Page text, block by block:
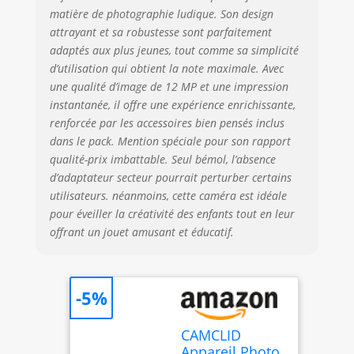
Vidéo HD et 2,4
Pouces Écran】
L'appareil photo
enfant grâce à sa
capacité
d'enregistrement
vidéo HD 1080P et
à son objectif
haute résolution
de 12 Mpixels.
Qu'il s'agisse d'une
réunion de famille
ou d'une activité
de plein air, la
caméra enfant
avec des détails
époustouflants.
Caméra à écran IPS
de 2,4 pouces
offrant aux enfants
matière de photographie ludique. Son design
attrayant et sa robustesse sont parfaitement
adaptés aux plus jeunes, tout comme sa simplicité
d’utilisation qui obtient la note maximale. Avec
une qualité d’image de 12 MP et une impression
instantanée, il offre une expérience enrichissante,
renforcée par les accessoires bien pensés inclus
dans le pack. Mention spéciale pour son rapport
qualité-prix imbattable. Seul bémol, l’absence
d’adaptateur secteur pourrait perturber certains
utilisateurs. néanmoins, cette caméra est idéale
pour éveiller la créativité des enfants tout en leur
offrant un jouet amusant et éducatif.
CAMCLID
-5%